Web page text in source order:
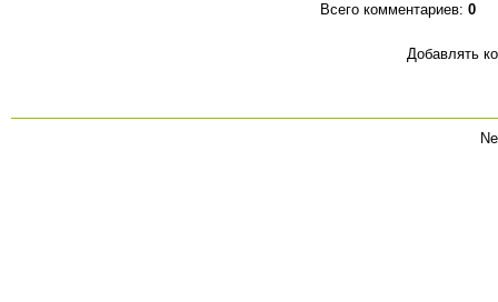
Всего комментариев: 0
Добавлять